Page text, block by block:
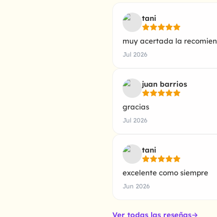
tani
muy acertada la
Jul 2026
juan barrios
gracias
Jul 2026
tani
excelente como siempre
Jun 2026
Ver todas las reseñas→